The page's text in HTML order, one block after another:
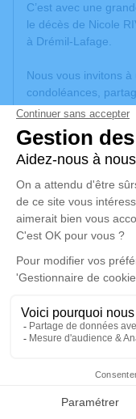
Faire-part
C’est avec une
le décès de Nicole
à Drémil-Lafage.
Nous vous invitons
condoléances,
anecdote ou
ou des textes. Cet
honorer la mémoire
Un service de
lundi 30
Église Sainte
3 place sainte